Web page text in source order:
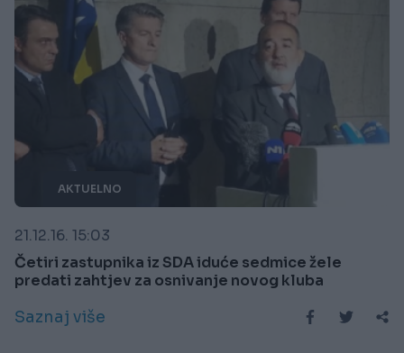
AKTUELNO
21.12.16. 15:03
Četiri zastupnika iz SDA iduće sedmice žele
predati zahtjev za osnivanje novog kluba
Saznaj više